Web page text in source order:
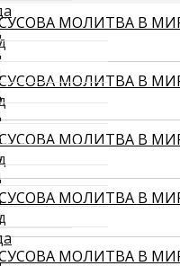
МОЛИТВА В
МОЛИТВА В
МОЛИТВА В
МОЛИТВА В
МОЛИТВА В